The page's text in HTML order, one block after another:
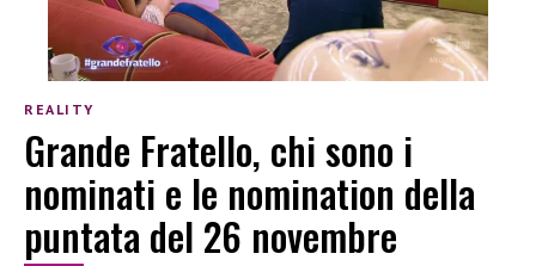
REALITY
Grande Fratello, chi sono i
nominati e le nomination della
puntata del 26 novembre